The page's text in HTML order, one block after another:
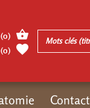
(0)
(0)
Contact